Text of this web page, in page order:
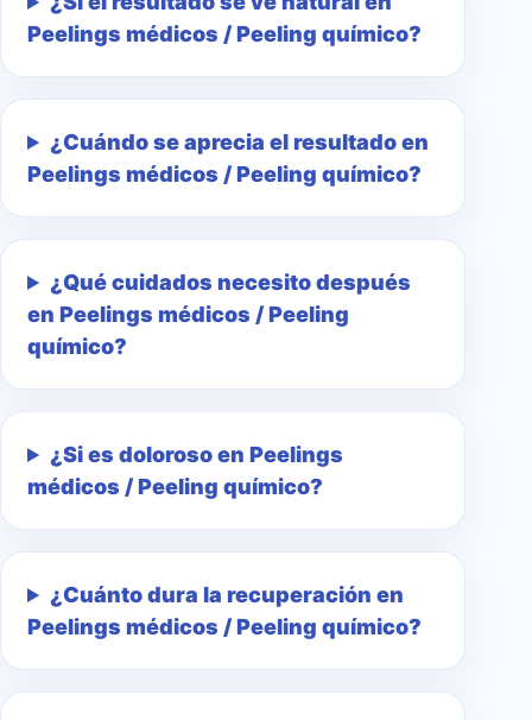
Peelings médicos / Peeling químico?
¿Cuándo se aprecia el resultado en
Peelings médicos / Peeling químico?
¿Qué cuidados necesito después
en Peelings médicos / Peeling
químico?
¿Si es doloroso en Peelings
médicos / Peeling químico?
¿Cuánto dura la recuperación en
Peelings médicos / Peeling químico?